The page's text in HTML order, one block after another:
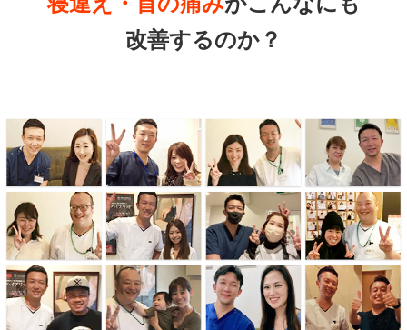
改善するのか？